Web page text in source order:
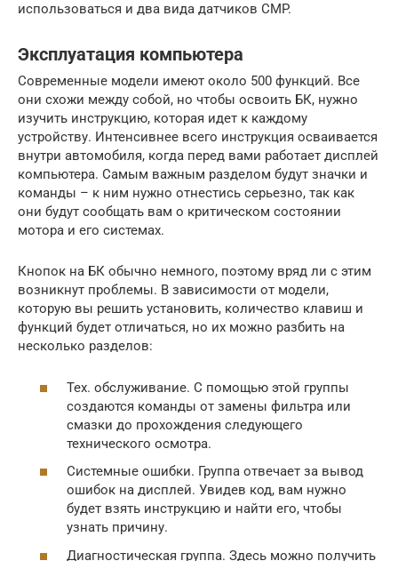
использоваться и два вида датчиков CMP.
Эксплуатация компьютера
Современные модели имеют около 500 функций. Все
они схожи между собой, но чтобы освоить БК, нужно
изучить инструкцию, которая идет к каждому
устройству. Интенсивнее всего инструкция осваивается
внутри автомобиля, когда перед вами работает дисплей
компьютера. Самым важным разделом будут значки и
команды – к ним нужно отнестись серьезно, так как
они будут сообщать вам о критическом состоянии
мотора и его системах.
Кнопок на БК обычно немного, поэтому вряд ли с этим
возникнут проблемы. В зависимости от модели,
которую вы решить установить, количество клавиш и
функций будет отличаться, но их можно разбить на
несколько разделов:
Тех. обслуживание. С помощью этой группы
создаются команды от замены фильтра или
смазки до прохождения следующего
технического осмотра.
Системные ошибки. Группа отвечает за вывод
ошибок на дисплей. Увидев код, вам нужно
будет взять инструкцию и найти его, чтобы
узнать причину.
Диагностическая группа. Здесь можно получить